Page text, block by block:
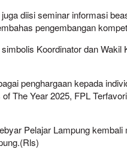
diisi seminar informasi
pengembangan
Koordinator dan
penghargaan kepada
The Year 2025, FPL
Pelajar Lampung